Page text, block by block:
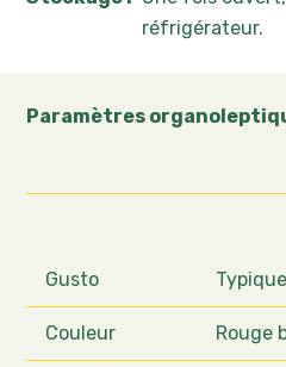
réfrigérateur.
Paramètres
Gusto
Couleur Rouge